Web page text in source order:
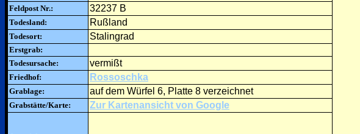
Feldpost Nr.:
32237 B
Todesland: Rußland
Todesort: Stalingrad
Erstgrab:
Todesursache:
vermißt
Friedhof: Rossoschka
Grablage: auf dem Würfel 6, Platte 8 verzeichnet
Grabstätte/Karte: Zur Kartenansicht von Google